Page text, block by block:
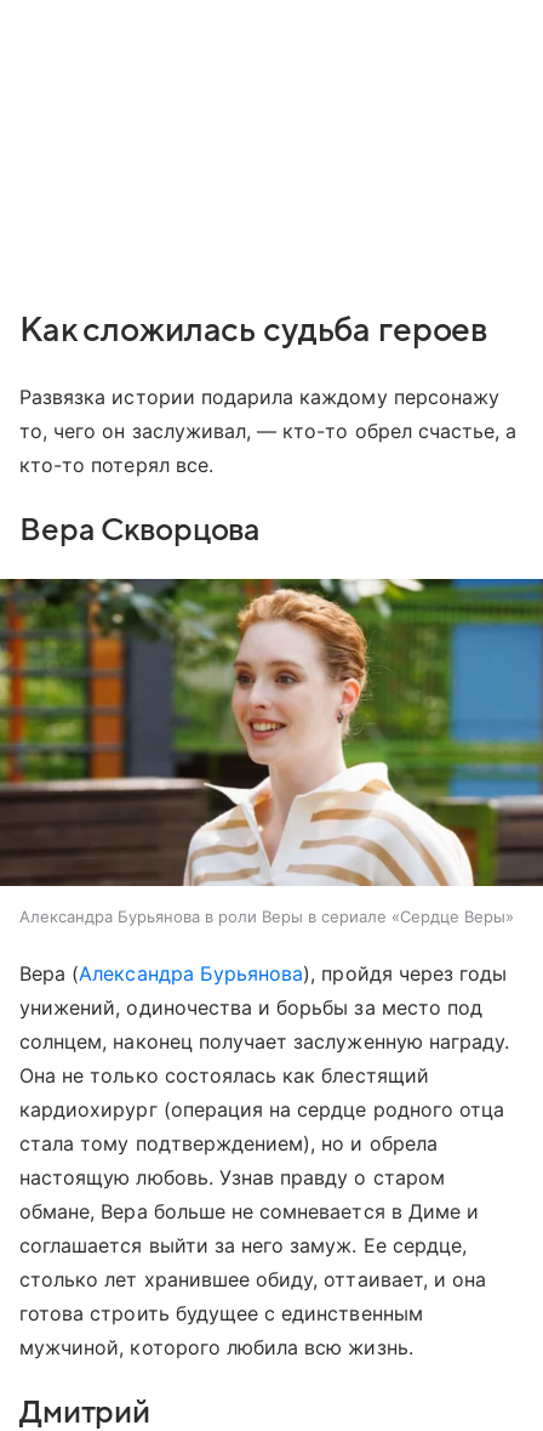
Как сложилась судьба героев
Развязка истории подарила каждому персонажу
то, чего он заслуживал, — кто-то обрел счастье, а
кто-то потерял все.
Вера Скворцова
Александра Бурьянова в роли Веры в сериале «Сердце Веры»
Вера (Александра Бурьянова), пройдя через годы
унижений, одиночества и борьбы за место под
солнцем, наконец получает заслуженную награду.
Она не только состоялась как блестящий
кардиохирург (операция на сердце родного отца
стала тому подтверждением), но и обрела
настоящую любовь. Узнав правду о старом
обмане, Вера больше не сомневается в Диме и
соглашается выйти за него замуж. Ее сердце,
столько лет хранившее обиду, оттаивает, и она
готова строить будущее с единственным
мужчиной, которого любила всю жизнь.
Дмитрий